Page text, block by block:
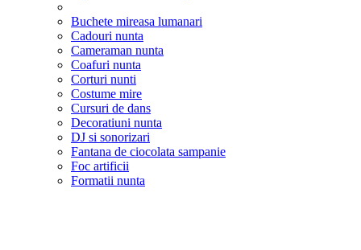
Buchete mireasa lumanari
Cadouri nunta
Cameraman nunta
Coafuri nunta
Corturi nunti
Costume mire
Cursuri de dans
Decoratiuni nunta
DJ si sonorizari
Fantana de ciocolata sampanie
Foc artificii
Formatii nunta